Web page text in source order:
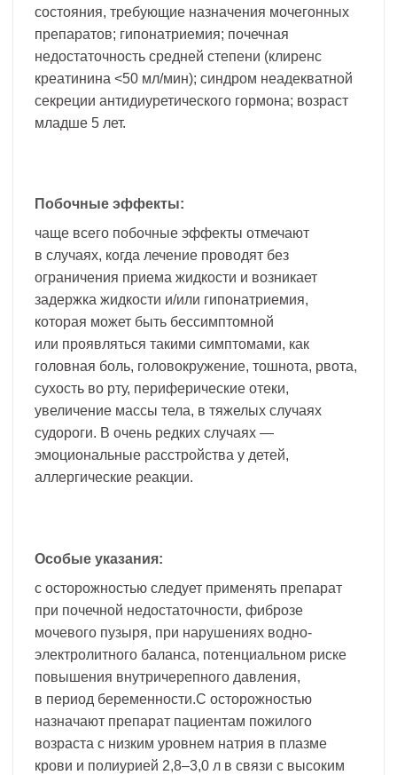
состояния, требующие назначения мочегонных
препаратов; гипонатриемия; почечная
недостаточность средней степени (клиренс
креатинина <50 мл/мин); синдром неадекватной
секреции антидиуретического гормона; возраст
младше 5 лет.
Побочные эффекты:
чаще всего побочные эффекты отмечают
в случаях, когда лечение проводят без
ограничения приема жидкости и возникает
задержка жидкости и/или гипонатриемия,
которая может быть бессимптомной
или проявляться такими симптомами, как
головная боль, головокружение, тошнота, рвота,
сухость во рту, периферические отеки,
увеличение массы тела, в тяжелых случаях
судороги. В очень редких случаях —
эмоциональные расстройства у детей,
аллергические реакции.
Особые указания:
с осторожностью следует применять препарат
при почечной недостаточности, фиброзе
мочевого пузыря, при нарушениях водно-
электролитного баланса, потенциальном риске
повышения внутричерепного давления,
в период беременности.С осторожностью
назначают препарат пациентам пожилого
возраста с низким уровнем натрия в плазме
крови и полиурией 2,8–3,0 л в связи с высоким